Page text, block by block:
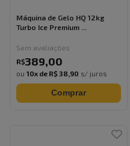
Máquina de Gelo HQ 12kg
Turbo Ice Premium ...
Sem avaliações
R$389,00
ou 10x de R$ 38,90 s/ juros
Comprar